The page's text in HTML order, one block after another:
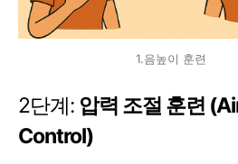
1.음높이 훈련
2단계: 압력 조절 훈련
Control)